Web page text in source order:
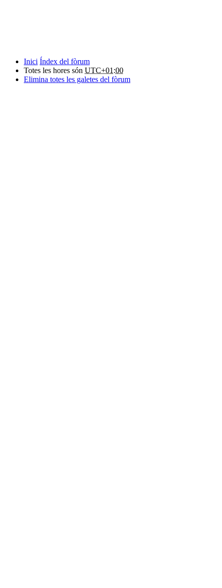
Inici Índex del fòrum
Totes les hores són UTC+01:00
Elimina totes les galetes del fòrum